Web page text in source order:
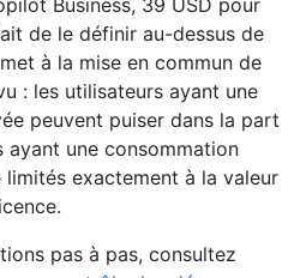
Business, 39 USD pour
de le définir au-dessus de
à la mise en commun de
: les utilisateurs ayant une
peuvent puiser dans la part
ayant une consommation
limités exactement à la valeur
pas à pas, consultez